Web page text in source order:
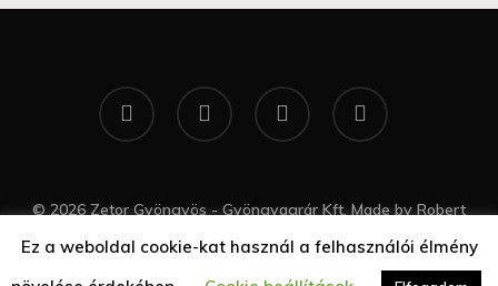
twitter facebook
google-
plus
yelp
© 2026 Zetor Gyöngyös - Gyöngyagrár Kft. Made byRobert
Ez a weboldal cookie-kat használ a felhasználói élmény